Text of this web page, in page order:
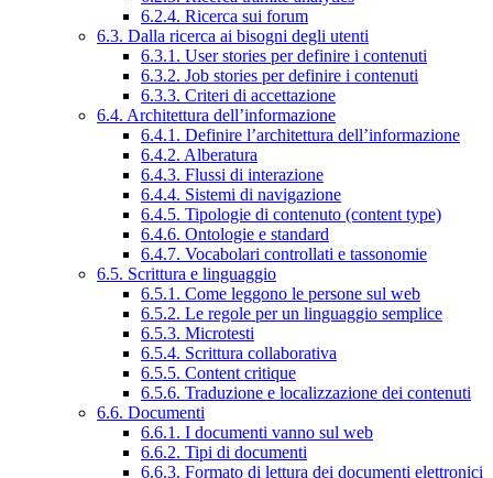
6.2.4. Ricerca sui forum
6.3. Dalla ricerca ai bisogni degli utenti
6.3.1. User stories per definire i contenuti
6.3.2. Job stories per definire i contenuti
6.3.3. Criteri di accettazione
6.4. Architettura dell’informazione
6.4.1. Definire l’architettura dell’informazione
6.4.2. Alberatura
6.4.3. Flussi di interazione
6.4.4. Sistemi di navigazione
6.4.5. Tipologie di contenuto (content type)
6.4.6. Ontologie e standard
6.4.7. Vocabolari controllati e tassonomie
6.5. Scrittura e linguaggio
6.5.1. Come leggono le persone sul web
6.5.2. Le regole per un linguaggio semplice
6.5.3. Microtesti
6.5.4. Scrittura collaborativa
6.5.5. Content critique
6.5.6. Traduzione e localizzazione dei contenuti
6.6. Documenti
6.6.1. I documenti vanno sul web
6.6.2. Tipi di documenti
6.6.3. Formato di lettura dei documenti elettronici